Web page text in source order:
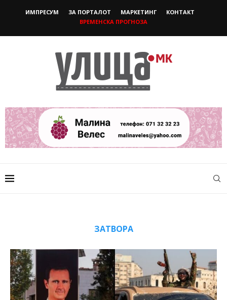
ИМПРЕСУМ ЗА ПОРТАЛОТ МАРКЕТИНГ
КОНТАКТ
ВРЕМЕНСКА ПРОГНОЗА
ЗАТВОРА